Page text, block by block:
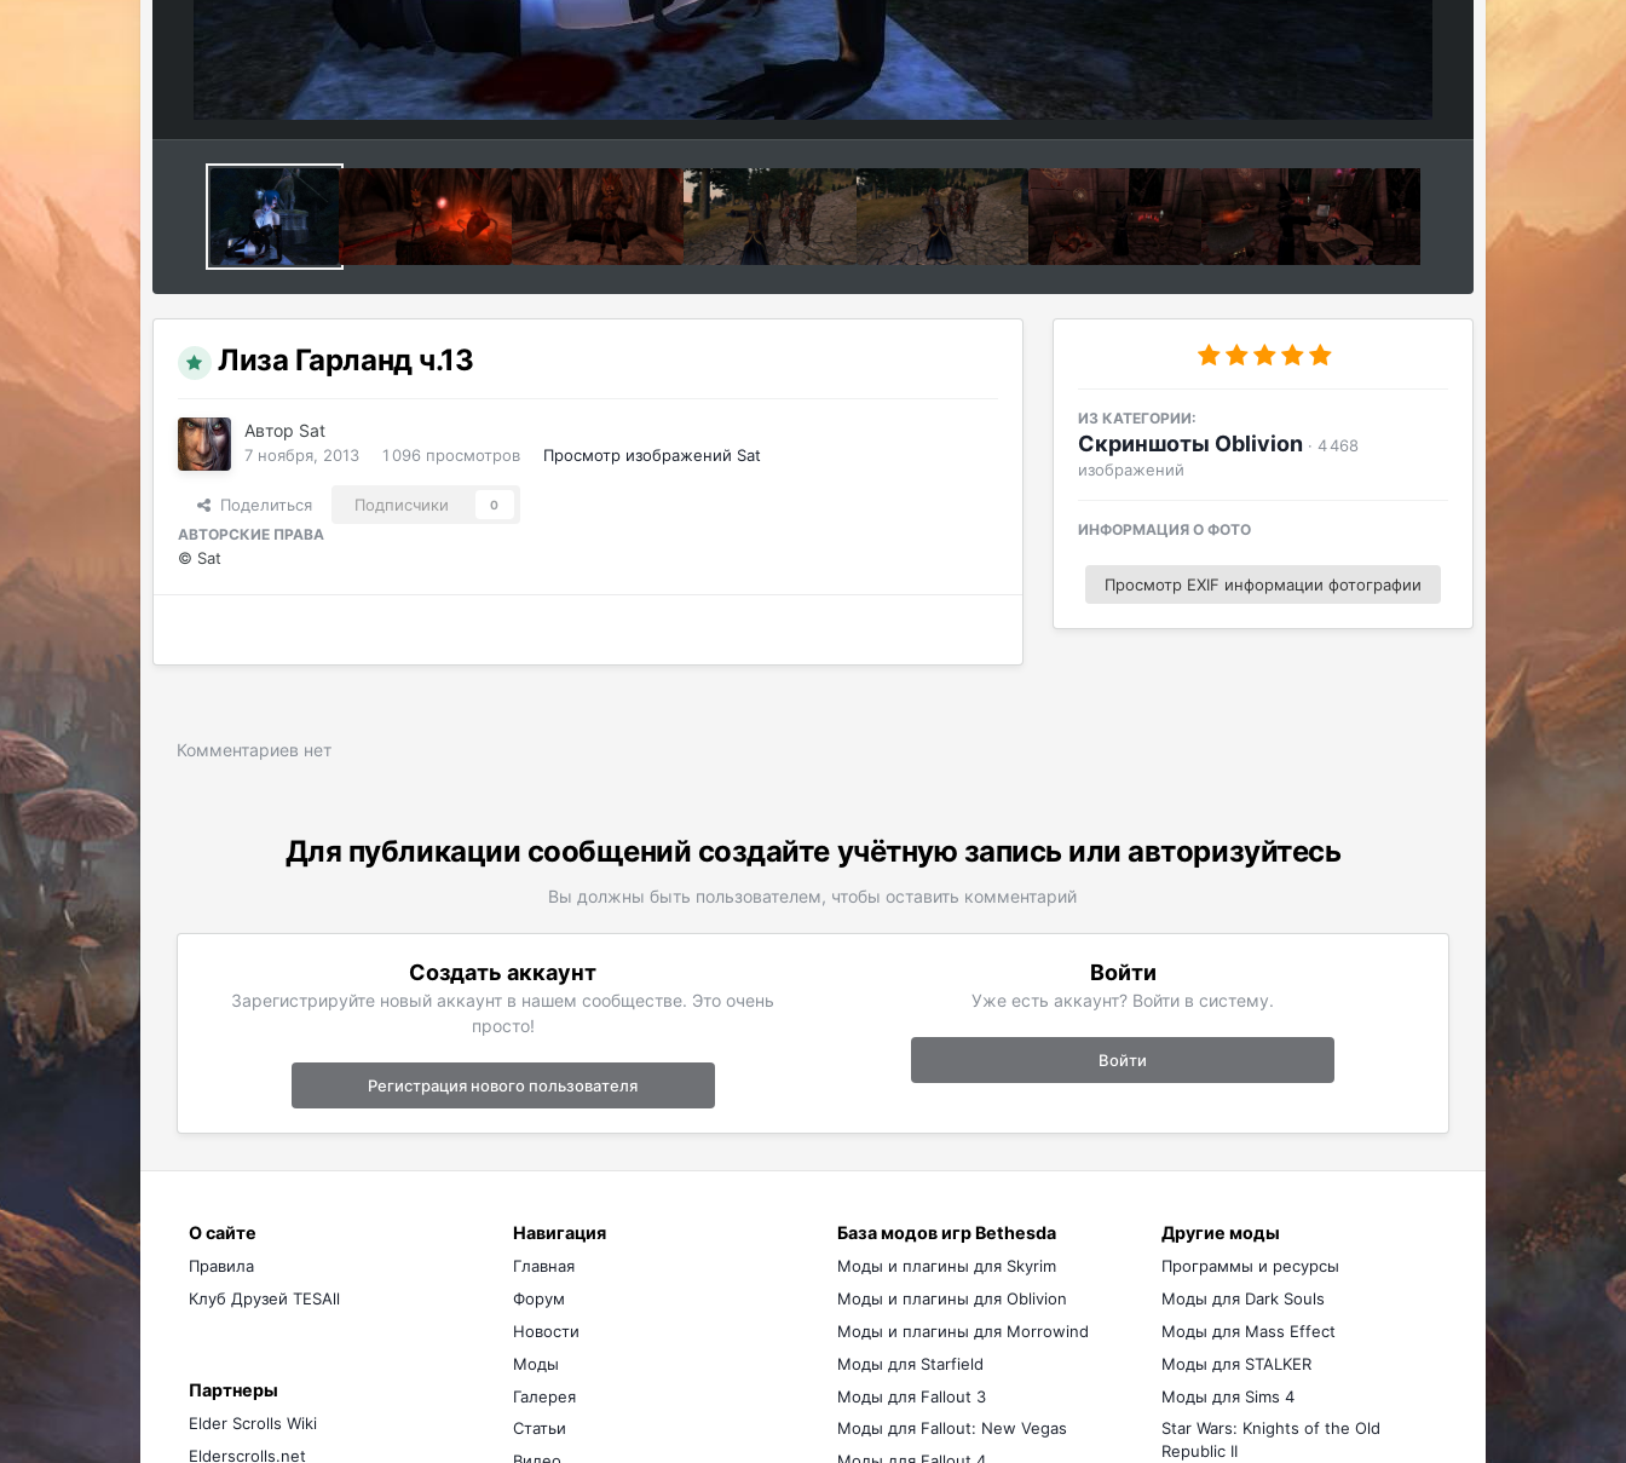
Лиза Гарланд ч.13
Автор Sat
7 ноября, 2013 1 096 просмотров Просмотр изображений Sat
Поделиться Подписчики 0
АВТОРСКИЕ ПРАВА
© Sat
ИЗ КАТЕГОРИИ:
Скриншоты Oblivion · 4 468
изображений
ИНФОРМАЦИЯ О ФОТО
Просмотр EXIF информации фотографии
Комментариев нет
Для публикации сообщений создайте учётную запись или авторизуйтесь
Вы должны быть пользователем, чтобы оставить комментарий
Создать аккаунт
Зарегистрируйте новый аккаунт в нашем сообществе. Это очень
просто!
Регистрация нового пользователя
Войти
Уже есть аккаунт? Войти в систему.
Войти
О сайте
Правила
Клуб Друзей TESAll
Партнеры
Elder Scrolls Wiki
Elderscrolls.net
Навигация
Главная
Форум
Новости
Моды
Галерея
Статьи
База модов игр Bethesda
Моды и плагины для Skyrim
Моды и плагины для Oblivion
Моды и плагины для Morrowind
Моды для Starfield
Моды для Fallout 3
Моды для Fallout: New Vegas
Другие моды
Программы и ресурсы
Моды для Dark Souls
Моды для Mass Effect
Моды для STALKER
Моды для Sims 4
Star Wars: Knights of the Old
Republic II